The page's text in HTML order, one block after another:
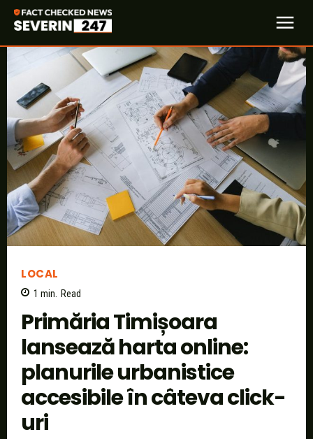
LOCAL
1 min. Read
Primăria Timișoara
lansează harta online:
planurile urbanistice
accesibile în câteva click-
uri